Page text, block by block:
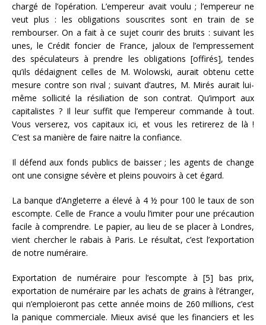
chargé de l’opération. L’empereur avait voulu ; l’empereur ne
veut plus : les obligations souscrites sont en train de se
rembourser. On a fait à ce sujet courir des bruits : suivant les
unes, le Crédit foncier de France, jaloux de l’empressement
des spéculateurs à prendre les obligations [offirés], tendes
qu’ils dédaignent celles de M. Wolowski, aurait obtenu cette
mesure contre son rival ; suivant d’autres, M. Mirés aurait lui-
même sollicité la résiliation de son contrat. Qu’import aux
capitalistes ? Il leur suffit que l’empereur commande à tout.
Vous verserez, vos capitaux ici, et vous les retirerez de là !
C’est sa manière de faire naitre la confiance.
Il défend aux fonds publics de baisser ; les agents de change
ont une consigne sévère et pleins pouvoirs à cet égard.
La banque d’Angleterre a élevé à 4 ½ pour 100 le taux de son
escompte. Celle de France a voulu l’imiter pour une précaution
facile à comprendre. Le papier, au lieu de se placer à Londres,
vient chercher le rabais à Paris. Le résultat, c’est l’exportation
de notre numéraire.
Exportation de numéraire pour l’escompte à [5] bas prix,
exportation de numéraire par les achats de grains à l’étranger,
qui n’emploieront pas cette année moins de 260 millions, c’est
la panique commerciale. Mieux avisé que les financiers et les